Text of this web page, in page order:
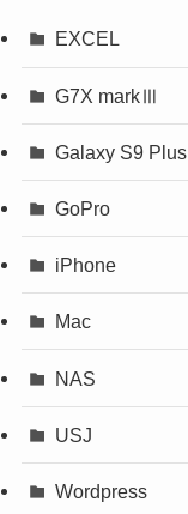
EXCEL
G7X markⅢ
Galaxy S9 Plus
GoPro
iPhone
Mac
NAS
USJ
Wordpress